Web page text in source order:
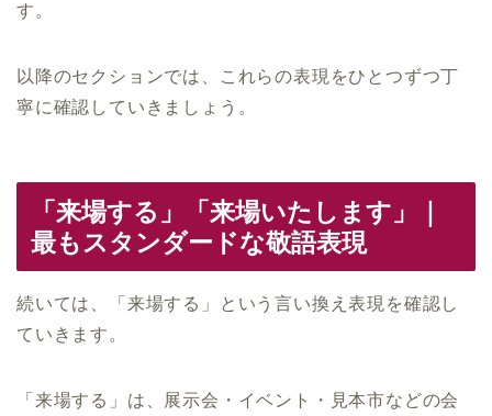
す。
以降のセクションでは、これらの表現をひとつずつ丁
寧に確認していきましょう。
「来場する」「来場いたします」｜
最もスタンダードな敬語表現
続いては、「来場する」という言い換え表現を確認し
ていきます。
「来場する」は、展示会・イベント・見本市などの会